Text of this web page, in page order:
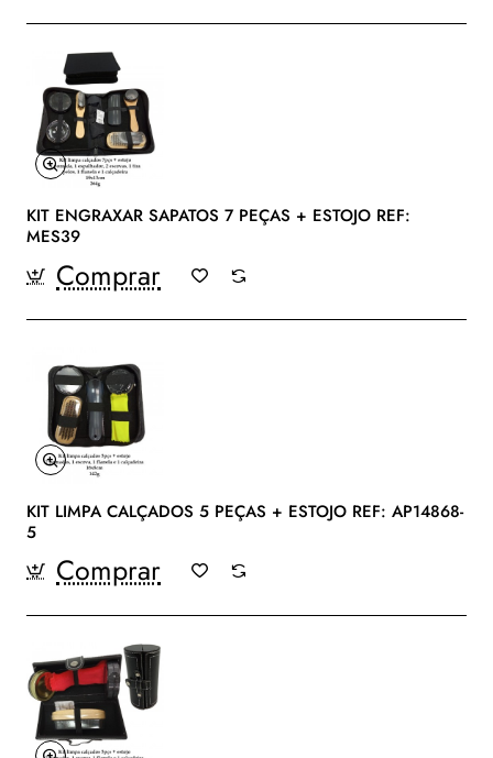
KIT ENGRAXAR SAPATOS 7 PEÇAS + ESTOJO REF:
MES39
Comprar
KIT LIMPA CALÇADOS 5 PEÇAS + ESTOJO REF: AP14868-
5
Comprar